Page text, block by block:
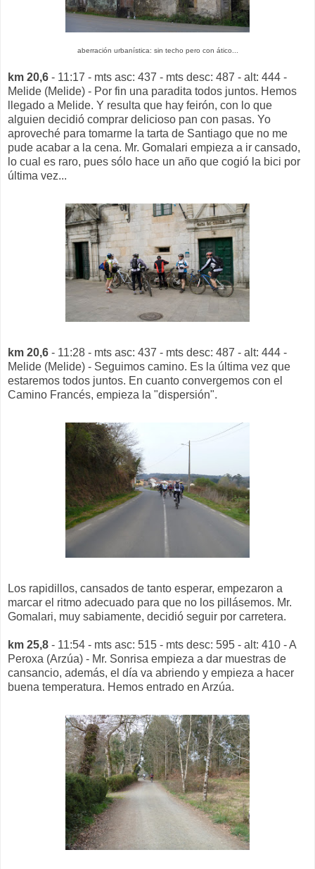
aberración urbanística: sin techo pero con ático...
km 20,6 - 11:17 - mts asc: 437 - mts desc: 487 - alt: 444 -
Melide (Melide) - Por fin una paradita todos juntos. Hemos
llegado a Melide. Y resulta que hay feirón, con lo que
alguien decidió comprar delicioso pan con pasas. Yo
aproveché para tomarme la tarta de Santiago que no me
pude acabar a la cena. Mr. Gomalari empieza a ir cansado,
lo cual es raro, pues sólo hace un año que cogió la bici por
última vez...
km 20,6 - 11:28 - mts asc: 437 - mts desc: 487 - alt: 444 -
Melide (Melide) - Seguimos camino. Es la última vez que
estaremos todos juntos. En cuanto convergemos con el
Camino Francés, empieza la "dispersión".
Los rapidillos, cansados de tanto esperar, empezaron a
marcar el ritmo adecuado para que no los pillásemos. Mr.
Gomalari, muy sabiamente, decidió seguir por carretera.
km 25,8 - 11:54 - mts asc: 515 - mts desc: 595 - alt: 410 - A
Peroxa (Arzúa) - Mr. Sonrisa empieza a dar muestras de
cansancio, además, el día va abriendo y empieza a hacer
buena temperatura. Hemos entrado en Arzúa.